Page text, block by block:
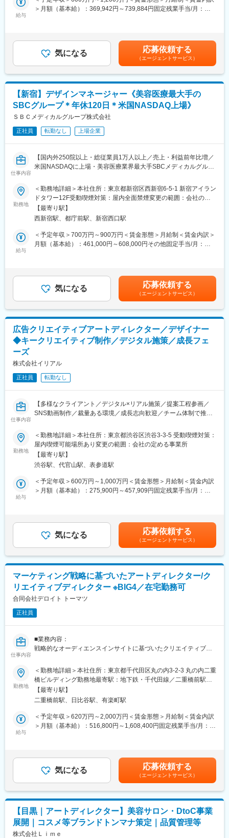
す。百貨店・駅・空港などの一等地に、お客様のニーズに合わせ
て数多くのブランドを世に生み出してきました。「東京ばな奈」
「ねんりん家」「シュガーバターの木」「チューリップローズ」
など、人気ブランドを多数展開しております。売上高461億円、
過去最高業績を更新中です。
変更の範囲：会社の定める業務
貫してリードし、ブランド価値を高めるクリエイティブを追求い
ただきます。
＜想定される業務内容＞
・顧客との打ち合わせやプレゼンテーション、ディスカッション
による合意形成
・撮影現場でのアートディレクション（構成・ライティング・ト
ーン設計等）
・プロデューサー、Webディレクターと連携したスケジュール・
・バナーや簡易デザインなど、必要に応じた制作業務
・公開後の成果検証や改善提案、グロースデザイン施策の立案
■組織構成
平均年齢は35歳の社員数5名（業務委託20名）の会社のためリモ
を持っており子育てとも両立して働いております。社員2人は元々
クリエイター職のためデザイナーの方々にもリスペクトがある社
風であり、業務委託には元大手コンサルや元大手広告代理店等の
プロも多く、スキルを身に着けることが可能です。
■制作実績
https://dynamoinc.jp/works/
とクリエイティブ制作の会社です。
ブランド戦略の立案、マーケティングオペレーションの設計、そ
してデザイン制作までを含む一気通貫の支援から、経営や組織設
計まで踏み込むプロジェクトも多く、顧客ごとに最適なチームを
編成しております。
取引先は化粧品、Webサービスなどの大手・上場企業も多数あ
り、全体の約85％がオーダーメイドのコンサルティング・ブラン
ディング案件となります。
変更の範囲：会社の定める業務
給与
＞月額（基本給）：369,942円～739,884円固定残業手当/月：
当社規定に基づき、経験・能力・前職の給与などを考慮して決定
いたします。■昇給：有賃金はあくまでも目安の金額であり、選考
を通じて上下する可能性があります。月給(月額)は固定手当を含め
た表記です。
気になる 応募依頼する
（エージェントサービス）
【新宿】デザインマネージャー《美容医療最大手の
SBCグループ＊年休120日＊米国NASDAQ上場》
ＳＢＣメディカルグループ株式会社
正社員 転勤なし 上場企業
仕事内容
【国内外250院以上・総従業員1万人以上／売上・利益前年比増／
米国NASDAQに上場・美容医療業界最大手SBCメディカルグルー
■はじめに：
全国に250院以上のクリニックを展開する湘南美容クリニックグ
ループの、メディカル分野（眼科・歯科・AGA・整形・不妊治療
等）の事業拡大に向けた経営戦略を担う部署での、制作・アート
ディレクターの募集です。
メディカル領域では、Webサイト・広告LP・広告バナー等のクリ
エイティブの「品質向上」と「大量生産の仕組み化」の両立が、
の育成を通じて、属人化しない制作体制をゼロから構築・統括し
ていただきます。
・広告効果（CVR・CTR等）の数値に基づく、クリエイティブの
高速PDCA・改善提案、ABテストの運用
定、ディレクション、品質管理、コスト管理
言語化・マニュアル化
・クリエイティブ統括部門（既存）と連携した、ブランドガイド
ラインの適用・品質統制
■求人の魅力：
・既存ルールに縛られず、ゼロから理想の制作体制・チームをつ
くれる裁量の大きさがあります。
・200院規模・メディカル全領域という大きな事業基盤の上で、
す。
・単なるデザイン制作にとどまらず、経営・マーケティングに直
下で意思決定スピード高く推進できます。
ディングカンパニーです。採用・育成・マーケティングのノウハ
ウを活かし、医療機関のM&Aや経営再生にも注力しています。
変更の範囲：会社の定める業務
勤務地
＜勤務地詳細＞本社住所：東京都新宿区西新宿6-5-1 新宿アイラン
ドタワー12F受動喫煙対策：屋内全面禁煙変更の範囲：会社の定
める事業所
【最寄り駅】
西新宿駅、都庁前駅、新宿西口駅
給与
＜予定年収＞700万円～900万円＜賃金形態＞月給制＜賃金内訳＞
月額（基本給）：461,000円～608,000円その他固定手当/月：
※業績による賃金はあくまでも目安の金額であり、選考を通じて上
下する可能性があります。月給(月額)は固定手当を含めた表記で
気になる 応募依頼する
（エージェントサービス）
広告クリエイティブアートディレクター／デザイナー
◆キークリエイティブ制作／デジタル施策／成長フェ
ーズ
株式会社イリアル
正社員 転勤なし
仕事内容
【多様なクライアント／デジタル×リアル施策／提案工程参画／
SNS動画制作／裁量ある環境／成長志向歓迎／チーム体制で推
■募集背景：
案件の増加と新規クライアントの拡大により、当社の売上は設立
から3倍に急伸しました。
この勢いを維持し、さらに事業を加速させるための募集となりま
す。
■業務内容：
ター/デザイナーとして下記の業務に携わっていただきます。
・デジタルコンテンツ施策やリアル施策におけるキークリエイテ
・動画制作（Instagram、TikTokメイン）
・企業SNSアカウント用静止画グラフィック
（提案書の作成/プレゼンテーション）します。
弊社では最低2名以上のチームでプロジェクトを動かします。
■仕事の魅力：
・独立系のプロモーション企業のため、様々な得意先や協力会社
・チームを組み、チームとして1つの案件に取り組んでいきます。
それを成し遂げた際、喜びや達成感を感じることができます！
・デジタル/リアル問わずに幅広いプロモーションの打ち手を提案
できるプランニングのスキルが身につきます。
■社風：
プロデューサーを長とした7名前後の比較的小さいチームで複数の
の意見を積極的に発言しやすい雰囲気です。
変更の範囲：会社の定める業務
勤務地
＜勤務地詳細＞本社住所：東京都渋谷区渋谷3-3-5 受動喫煙対策：
屋内喫煙可能場所あり変更の範囲：会社の定める事業所
【最寄り駅】
渋谷駅、代官山駅、表参道駅
給与
＜予定年収＞600万円～1,000万円＜賃金形態＞月給制＜賃金内訳
＞月額（基本給）：275,900円～457,909円固定残業手当/月：
上記「固定残業手当」は「職務手当」として支給■昇降：年1回
（評価に基づき年1回）■賞与：年2回賃金はあくまでも目安の金
額であり、選考を通じて上下する可能性があります。月給(月額)は
固定手当を含めた表記です。
気になる 応募依頼する
（エージェントサービス）
マーケティング戦略に基づいたアートディレクター/ク
リエイティブディレクター ※BIG4／在宅勤務可
合同会社デロイト トーマツ
正社員
仕事内容
■業務内容：
戦略的なオーディエンスインサイトに基づいたクリエイティブコ
管理を行っていただきます。
（プロジェクトの目的）
～顧客起点の経営変革を実現～
セールス、マーケティング、サービスといったカスタマー＆マー
ケティング領域についてチャネル／業界横断的にグローバルと連
携し、最新のデジタル技術やデータ活用ノウハウをもとに顧客対
応力強化さらには顧客起点の経営変革を推進します。
当社は国際的なビジネスプロフェッショナルネットワーク、
Deloitteの一員として、日本のコンサルティングサービスを担い、
提言と戦略立案から実行まで一貫して支援するファームです。
合力と国際力を活かし、あらゆる組織・機能に対応したサービス
とあらゆるセクターに対応したサービスで、提言と戦略立案から
実行まで一貫して支援するファームです。全世界150カ国にコン
サルタントやエキスパートを有し、各国現地事務所と連携して、
勤務地
＜勤務地詳細＞本社住所：東京都千代田区丸の内3-2-3 丸の内二重
橋ビルディング勤務地最寄駅：地下鉄・千代田線／二重橋前駅受
動喫煙対策：屋内喫煙可能場所あり変更の範囲：会社の定める事
業所（リモートワーク含む）
【最寄り駅】
二重橋前駅、日比谷駅、有楽町駅
給与
＜予定年収＞620万円～2,000万円＜賃金形態＞月給制＜賃金内訳
＞月額（基本給）：516,800円～1,608,400円固定残業手当/月：
経験・能力を考慮の上、当社規定により優遇。※会社の業績・個人
評価に応じてインセンティブボーナスを別途支給する可能性あ
り。昇給：年1回（8月）賞与：年2回（8月、2月）賃金はあくま
でも目安の金額であり、選考を通じて上下する可能性がありま
す。月給(月額)は固定手当を含めた表記です。
気になる 応募依頼する
（エージェントサービス）
【目黒｜アートディレクター】美容サロン・DtoC事業
展開｜コスメ等ブランドトンマナ策定｜品質管理等
株式会社Ｌｉｍｅ